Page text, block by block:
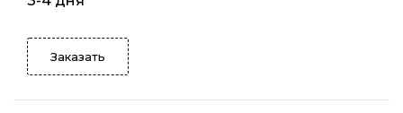
Заказать